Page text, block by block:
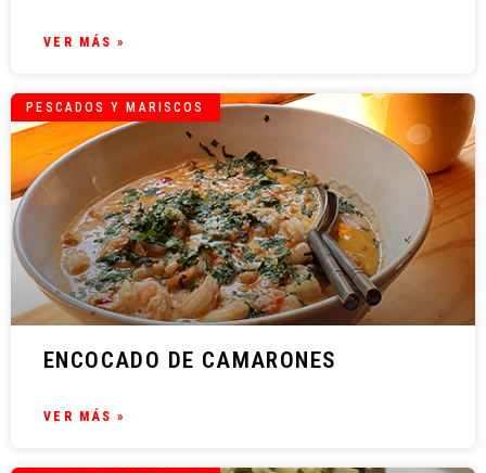
VER MÁS »
PESCADOS Y MARISCOS
ENCOCADO DE CAMARONES
VER MÁS »